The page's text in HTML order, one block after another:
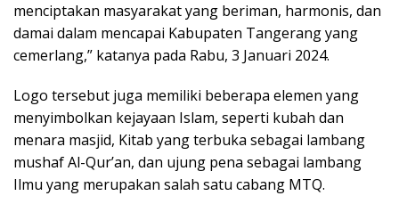
menciptakan masyarakat yang beriman, harmonis, dan
damai dalam mencapai Kabupaten Tangerang yang
cemerlang,” katanya pada Rabu, 3 Januari 2024.
Logo tersebut juga memiliki beberapa elemen yang
menyimbolkan kejayaan Islam, seperti kubah dan
menara masjid, Kitab yang terbuka sebagai lambang
mushaf Al-Qur’an, dan ujung pena sebagai lambang
Ilmu yang merupakan salah satu cabang MTQ.